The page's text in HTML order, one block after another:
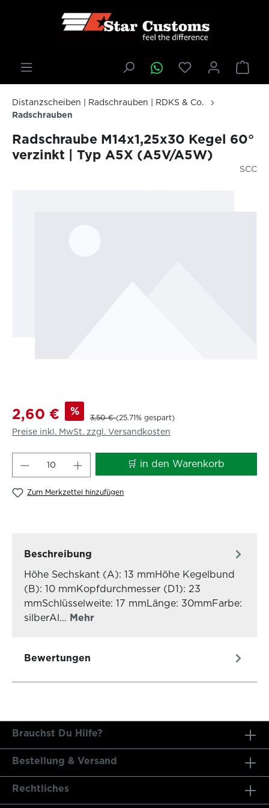
springen
Distanzscheiben | Radschrauben | RDKS & Co.
Radschrauben
Radschraube M14x1,25x30 Kegel 60°
verzinkt | Typ A5X (A5V/A5W)
SCC
2,60 € %
3,50 €(25.71% gespart)
Preise inkl. MwSt. zzgl. Versandkosten
Produkt Anzahl: Gib den🛒 in den Warenkorb
Zum Merkzettel hinzufügen
Beschreibung
Höhe Sechskant (A): 13 mmHöhe Kegelbund
(B): 10 mmKopfdurchmesser (D1): 23
mmSchlüsselweite: 17 mmLänge: 30mmFarbe:
silberAl… Mehr
Bewertungen
Brauchst Du Hilfe?
Bestellung & Versand
Rechtliches